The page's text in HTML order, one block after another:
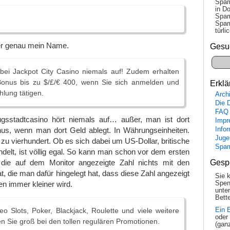
genau mein Name.
Jackpot City Casino niemals auf! Zudem erhalten
bis zu $/£/€ 400, wenn Sie sich anmelden und
tätigen.
hört niemals auf… außer, man ist dort
wenn man dort Geld ablegt. In Währungseinheiten.
vierhundert. Ob es sich dabei um US-Dollar, britische
ist völlig egal. So kann man schon vor dem ersten
auf dem Monitor angezeigte Zahl nichts mit den
die man dafür hingelegt hat, dass diese Zahl angezeigt
immer kleiner wird.
Slots, Poker, Blackjack, Roulette und viele weitere
Sie groß bei den tollen regulären Promotionen.
in
Die
FAQ
Sie
Ein